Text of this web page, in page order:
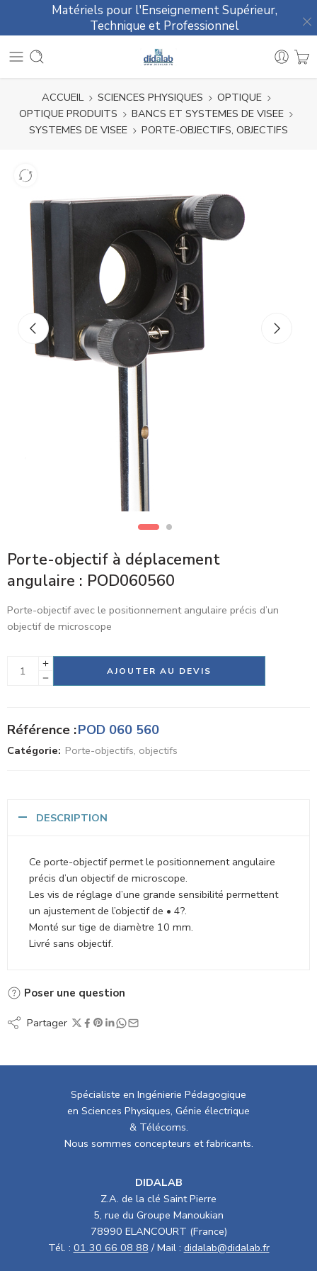
Matériels pour l'Enseignement Supérieur,
Technique et Professionnel
ACCUEIL SCIENCES PHYSIQUES
OPTIQUE
OPTIQUE PRODUITS
BANCS ET SYSTEMES DE VISEE
SYSTEMES DE VISEE
PORTE-OBJECTIFS, OBJECTIFS
Porte-objectif à déplacement
angulaire : POD060560
Porte-objectif avec le positionnement angulaire précis d’un
objectif de microscope
AJOUTER AU DEVIS
Alternative:
Référence :POD 060 560
Catégorie: Porte-objectifs, objectifs
DESCRIPTION
Ce porte-objectif permet le positionnement angulaire
précis d’un objectif de microscope.
Les vis de réglage d’une grande sensibilité permettent
un ajustement de l’objectif de • 4?.
Monté sur tige de diamètre 10 mm.
Livré sans objectif.
Poser une question
Partager
Spécialiste en Ingénierie Pédagogique
en Sciences Physiques, Génie électrique
& Télécoms.
Nous sommes concepteurs et fabricants.
DIDALAB
Z.A. de la clé Saint Pierre
5, rue du Groupe Manoukian
78990 ELANCOURT (France)
Tél. : 01 30 66 08 88 / Mail : didalab@didalab.fr